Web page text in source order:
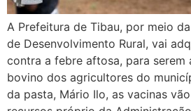
A Prefeitura de Tibau, por meio
de Desenvolvimento Rural, vai
contra a febre aftosa, para serem
bovino dos agricultores do
da pasta, Mário Ilo, as vacinas